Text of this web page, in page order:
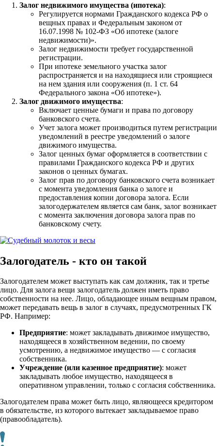
Залог недвижимого имущества (ипотека):
Регулируется нормами Гражданского кодекса РФ о
вещных правах и Федеральным законом от
16.07.1998 № 102-ФЗ «Об ипотеке (залоге
недвижимости)».
Залог недвижимости требует государственной
регистрации.
При ипотеке земельного участка залог
распространяется и на находящиеся или строящиеся
на нем здания или сооружения (п. 1 ст. 64
Федерального закона «Об ипотеке»).
Залог движимого имущества:
Включает ценные бумаги и права по договору
банковского счета.
Учет залога может производиться путем регистрации
уведомлений в реестре уведомлений о залоге
движимого имущества.
Залог ценных бумаг оформляется в соответствии с
правилами Гражданского кодекса РФ и других
законов о ценных бумагах.
Залог прав по договору банковского счета возникает
с момента уведомления банка о залоге и
предоставления копии договора залога. Если
залогодержателем является сам банк, залог возникает
с момента заключения договора залога прав по
банковскому счету.
Залогодатель - кто он такой
Залогодателем может выступать как сам должник, так и третье
лицо. Для залога вещи залогодатель должен иметь право
собственности на нее. Лицо, обладающее иным вещным правом,
может передавать вещь в залог в случаях, предусмотренных ГК
РФ. Например:
Предприятие: может закладывать движимое имущество,
находящееся в хозяйственном ведении, по своему
усмотрению, а недвижимое имущество — с согласия
собственника.
Учреждение (или казенное предприятие): может
закладывать любое имущество, находящееся в
оперативном управлении, только с согласия собственника.
Залогодателем права может быть лицо, являющееся кредитором
в обязательстве, из которого вытекает закладываемое право
(правообладатель).